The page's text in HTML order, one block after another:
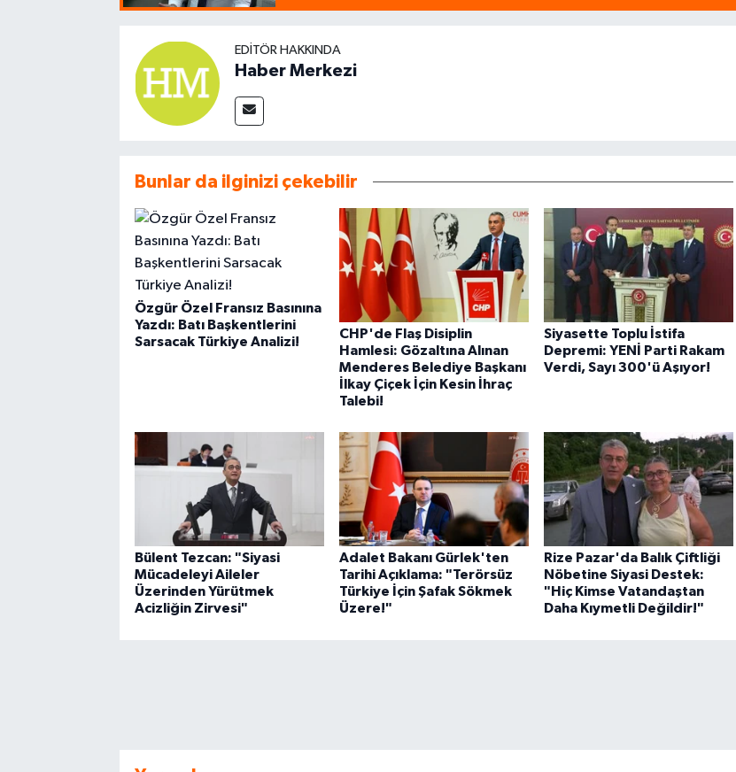
EDITÖR HAKKINDA
Haber Merkezi
Bunlar da ilginizi çekebilir
Özgür Özel Fransız Basınına
Yazdı: Batı Başkentlerini
Sarsacak Türkiye Analizi!
CHP'de Flaş Disiplin
Hamlesi: Gözaltına Alınan
Menderes Belediye Başkanı
İlkay Çiçek İçin Kesin İhraç
Talebi!
Siyasette Toplu İstifa
Depremi: YENİ Parti Rakam
Verdi, Sayı 300'ü Aşıyor!
Bülent Tezcan: "Siyasi
Mücadeleyi Aileler
Üzerinden Yürütmek
Acizliğin Zirvesi"
Adalet Bakanı Gürlek'ten
Tarihi Açıklama: "Terörsüz
Türkiye İçin Şafak Sökmek
Üzere!"
Rize Pazar'da Balık Çiftliği
Nöbetine Siyasi Destek:
"Hiç Kimse Vatandaştan
Daha Kıymetli Değildir!"